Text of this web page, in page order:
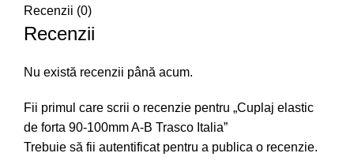
Recenzii (0)
Recenzii
Nu există recenzii până acum.
Fii primul care scrii o recenzie pentru „Cuplaj elastic
de forta 90-100mm A-B Trasco Italia”
Trebuie să fii autentificatpentru a publica o recenzie.